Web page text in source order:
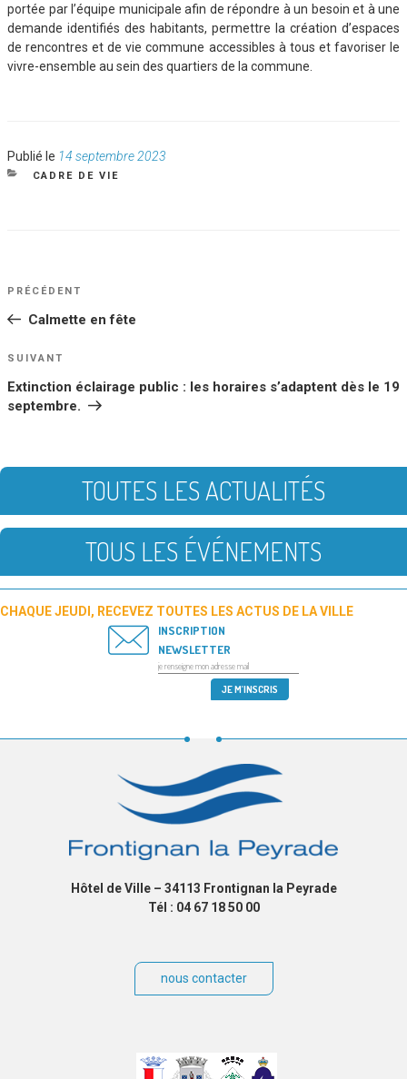
portée par l’équipe municipale afin de répondre à un besoin et à une
demande identifiés des habitants, permettre la création d’espaces
de rencontres et de vie commune accessibles à tous et favoriser le
vivre-ensemble au sein des quartiers de la commune.
Publié le Publié
le
14 septembre 2023
CATÉGORIES
CADRE DE VIE
NAVIGATION
DE
Article
PRÉCÉDENT
Calmette en fête
Article
SUIVANT
Extinction éclairage public : les horaires s’adaptent dès le 19
septembre.
TOUTES LES ACTUALITÉS
TOUS LES ÉVÉNEMENTS
CHAQUE JEUDI, RECEVEZ TOUTES LES ACTUS DE LA VILLE
INSCRIPTION
NEWSLETTER
Hôtel de Ville – 34113 Frontignan la Peyrade
Tél : 04 67 18 50 00
nous contacter